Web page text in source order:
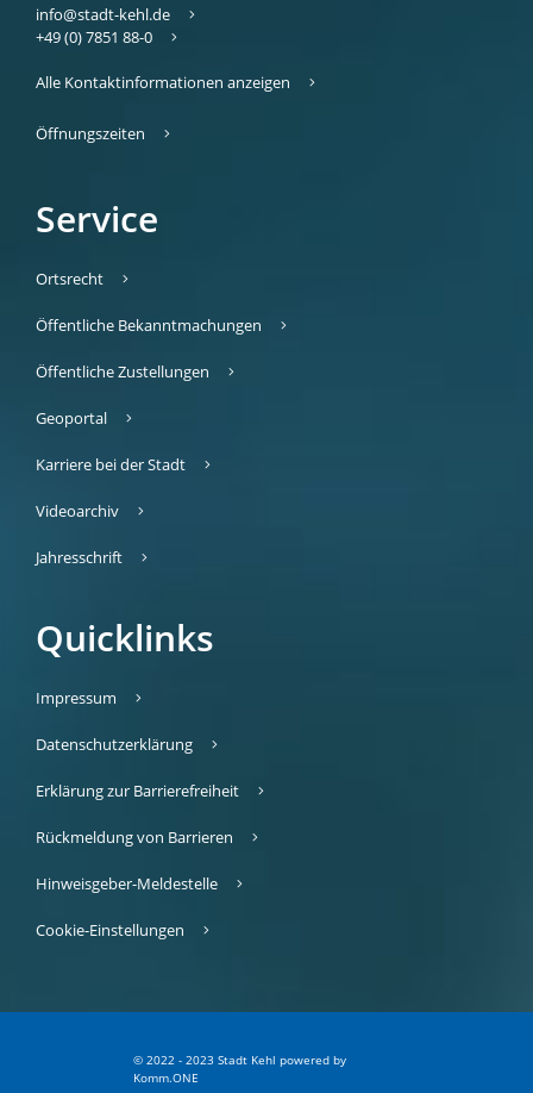
info@stadt-kehl.de
+49 (0) 7851 88-0
Alle Kontaktinformationen anzeigen
Öffnungszeiten
Service
Ortsrecht
Öffentliche Bekanntmachungen
Öffentliche Zustellungen
Geoportal
Karriere bei der Stadt
Videoarchiv
Jahresschrift
Quicklinks
Impressum
Datenschutzerklärung
Erklärung zur Barrierefreiheit
Rückmeldung von Barrieren
Hinweisgeber-Meldestelle
Cookie-Einstellungen
© 2022 - 2023 Stadt Kehl powered by
Komm.ONE